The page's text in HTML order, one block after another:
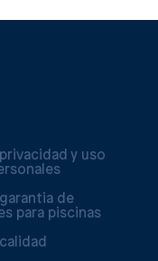
y uso
de
para piscinas